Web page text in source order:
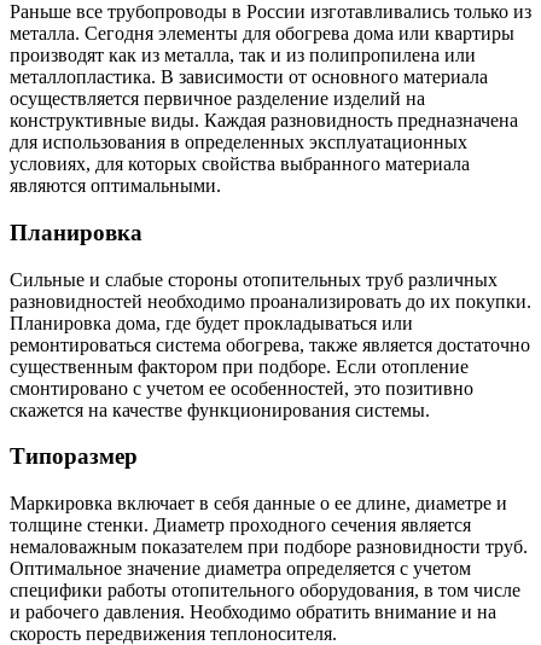
Раньше все трубопроводы в России изготавливались только из
металла. Сегодня элементы для обогрева дома или квартиры
производят как из металла, так и из полипропилена или
металлопластика. В зависимости от основного материала
осуществляется первичное разделение изделий на
конструктивные виды. Каждая разновидность предназначена
для использования в определенных эксплуатационных
условиях, для которых свойства выбранного материала
являются оптимальными.
Планировка
Сильные и слабые стороны отопительных труб различных
разновидностей необходимо проанализировать до их покупки.
Планировка дома, где будет прокладываться или
ремонтироваться система обогрева, также является достаточно
существенным фактором при подборе. Если отопление
смонтировано с учетом ее особенностей, это позитивно
скажется на качестве функционирования системы.
Типоразмер
Маркировка включает в себя данные о ее длине, диаметре и
толщине стенки. Диаметр проходного сечения является
немаловажным показателем при подборе разновидности труб.
Оптимальное значение диаметра определяется с учетом
специфики работы отопительного оборудования, в том числе
и рабочего давления. Необходимо обратить внимание и на
скорость передвижения теплоносителя.